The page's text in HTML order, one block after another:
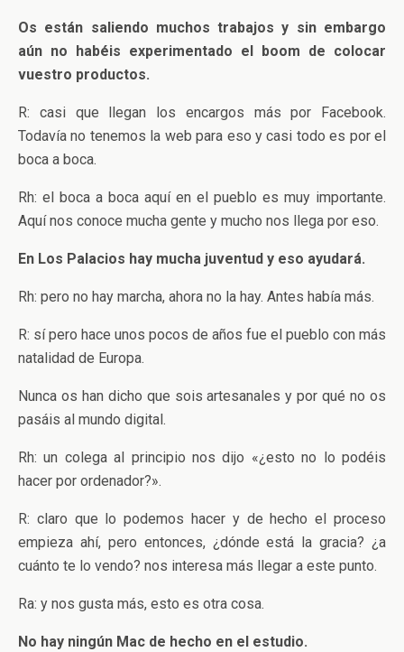
Os están saliendo muchos trabajos y sin embargo
aún no habéis experimentado el boom de colocar
vuestro productos.
R: casi que llegan los encargos más por Facebook.
Todavía no tenemos la web para eso y casi todo es por el
boca a boca.
Rh: el boca a boca aquí en el pueblo es muy importante.
Aquí nos conoce mucha gente y mucho nos llega por eso.
En Los Palacios hay mucha juventud y eso ayudará.
Rh: pero no hay marcha, ahora no la hay. Antes había más.
R: sí pero hace unos pocos de años fue el pueblo con más
natalidad de Europa.
Nunca os han dicho que sois artesanales y por qué no os
pasáis al mundo digital.
Rh: un colega al principio nos dijo «¿esto no lo podéis
hacer por ordenador?».
R: claro que lo podemos hacer y de hecho el proceso
empieza ahí, pero entonces, ¿dónde está la gracia? ¿a
cuánto te lo vendo? nos interesa más llegar a este punto.
Ra: y nos gusta más, esto es otra cosa.
No hay ningún Mac de hecho en el estudio.